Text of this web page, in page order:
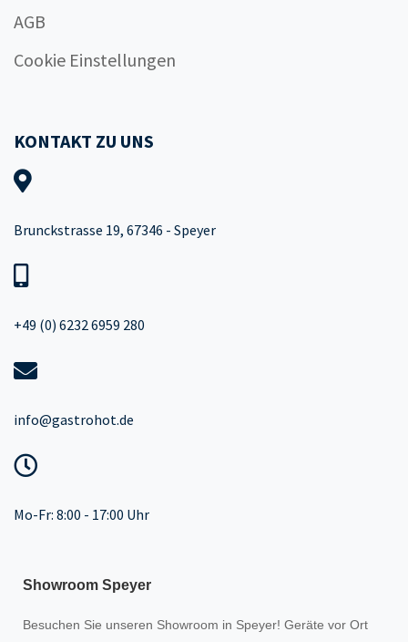
AGB
Cookie Einstellungen
KONTAKT ZU UNS
Brunckstrasse 19, 67346 - Speyer
+49 (0) 6232 6959 280
info@gastrohot.de
Mo-Fr: 8:00 - 17:00 Uhr
Showroom Speyer
Besuchen Sie unseren Showroom in Speyer! Geräte vor Ort